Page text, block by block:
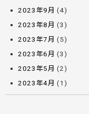
2023年9月 (4)
2023年8月 (3)
2023年7月 (5)
2023年6月 (3)
2023年5月 (2)
2023年4月 (1)